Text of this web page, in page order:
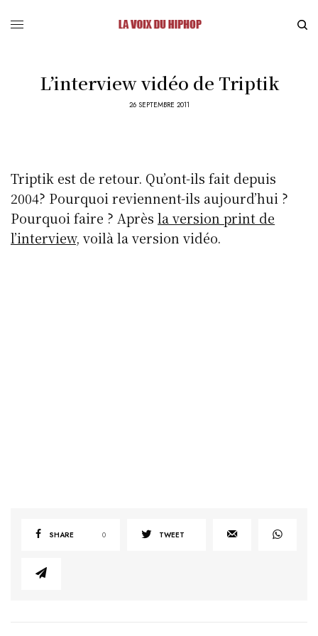
L’interview vidéo de Triptik
26 SEPTEMBRE 2011
Triptik est de retour. Qu’ont-ils fait depuis
2004? Pourquoi reviennent-ils aujourd’hui ?
Pourquoi faire ? Aprèsla version print de
l’interview, voilà la version vidéo.
SHARE 0 TWEET